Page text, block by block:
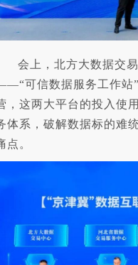
会上，北方大数据交
可信数据服务工作站
，这两大平台的投入使
体系，破解数据标的难
点。